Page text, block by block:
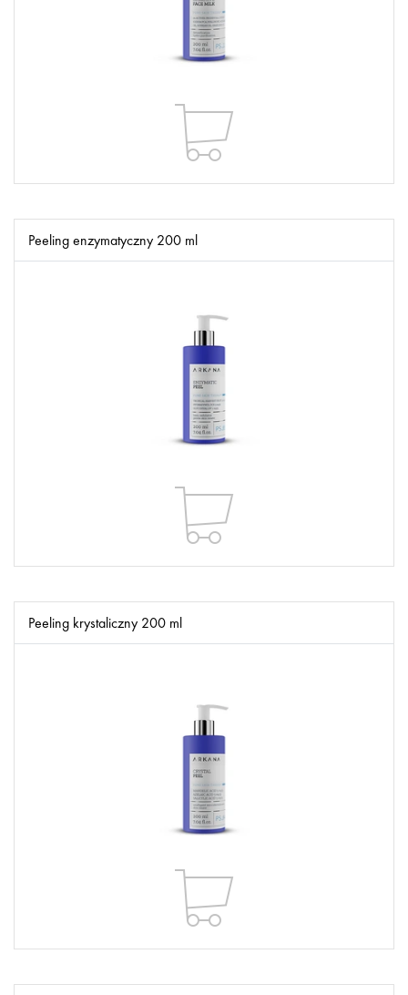
Peeling enzymatyczny 200 ml
Peeling krystaliczny 200 ml